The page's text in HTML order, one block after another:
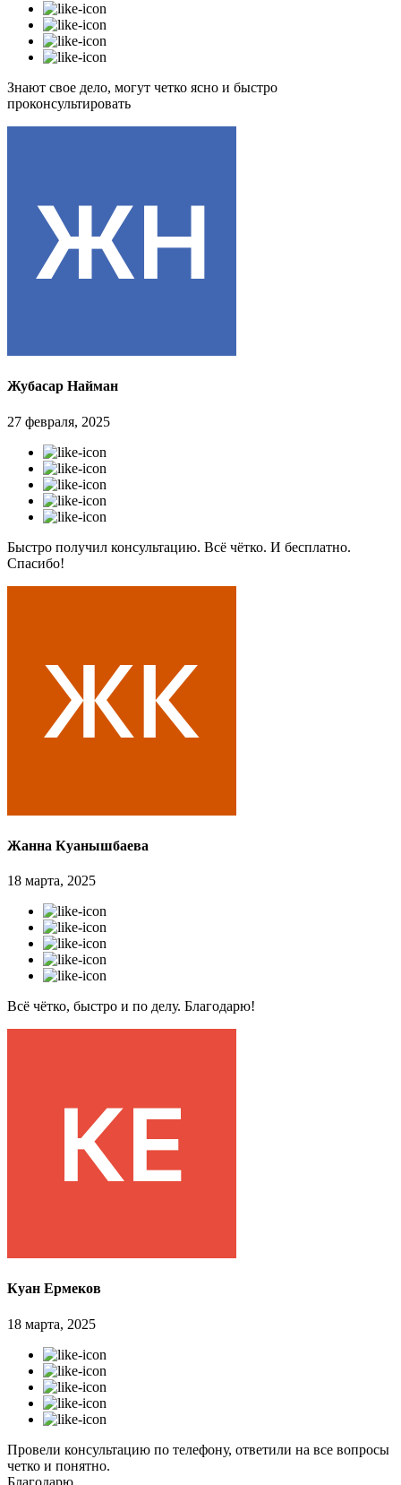
Знают свое дело, могут четко ясно и быстро
проконсультировать
Жубасар Найман
27 февраля, 2025
Быстро получил консультацию. Всё чётко. И бесплатно.
Спасибо!
Жанна Куанышбаева
18 марта, 2025
Всё чётко, быстро и по делу. Благодарю!
Куан Ермеков
18 марта, 2025
Провели консультацию по телефону, ответили на все вопросы
четко и понятно.
Благодарю.